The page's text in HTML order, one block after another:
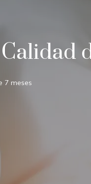
7 meses